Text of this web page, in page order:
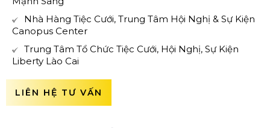
Nhà Hàng Tiệc Cưới, Trung Tâm Hội Nghị & Sự Kiện
Canopus Center
Trung Tâm Tổ Chức Tiệc Cưới, Hội Nghị, Sự Kiện
Liberty Lào Cai
LIÊN HỆ TƯ VẤN